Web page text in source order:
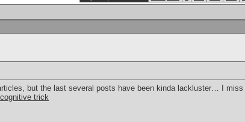
but the last several posts have been kinda lackluster… I
trick